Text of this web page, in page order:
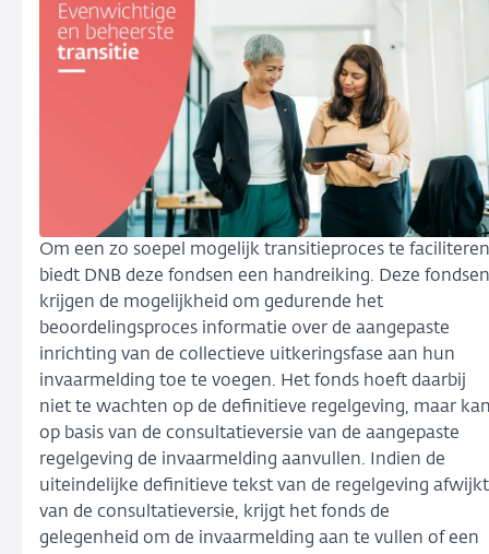
Om een zo soepel mogelijk transitieproces te faciliteren
biedt DNB deze fondsen een handreiking. Deze fondsen
krijgen de mogelijkheid om gedurende het
beoordelingsproces informatie over de aangepaste
inrichting van de collectieve uitkeringsfase aan hun
invaarmelding toe te voegen. Het fonds hoeft daarbij
niet te wachten op de definitieve regelgeving, maar
op basis van de consultatieversie van de aangepaste
regelgeving de invaarmelding aanvullen. Indien de
uiteindelijke definitieve tekst van de regelgeving afwijkt
van de consultatieversie, krijgt het fonds de
gelegenheid om de invaarmelding aan te vullen of een